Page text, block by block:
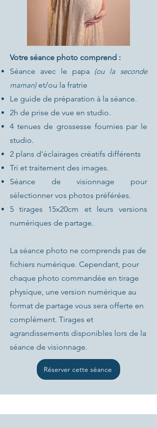
Votre séance photo comprend :
Séance avec le papa (ou la seconde
maman) et/ou la fratrie
Le guide de préparation à la séance.
2h de prise de vue en studio.
4 tenues de grossesse fournies par le
studio.
2 plans d'éclairages créatifs différents
Tri et traitement des images.
Séance de visionnage pour
sélectionner vos photos préférées.
5 tirages 15x20cm et leurs versions
numériques de partage.
La séance photo ne comprends pas de
fichiers numérique. Cependant, pour
chaque photo commandée en tirage
physique, une version numérique au
format de partage vous sera offerte en
complément. Tirages et
agrandissements disponibles lors de la
séance de visionnage.
Réserver cette séance